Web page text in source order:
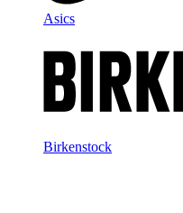
Asics
Birkenstock